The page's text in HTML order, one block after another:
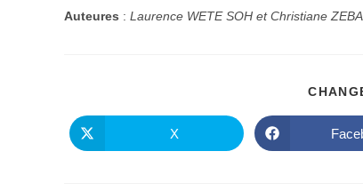
Auteures : Laurence WETE SOH et Christiane
Ouvrir
dans
X